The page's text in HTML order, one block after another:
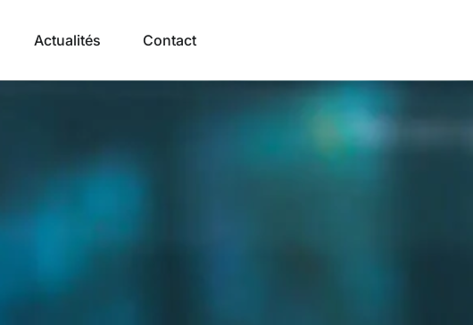
Actualités Contact